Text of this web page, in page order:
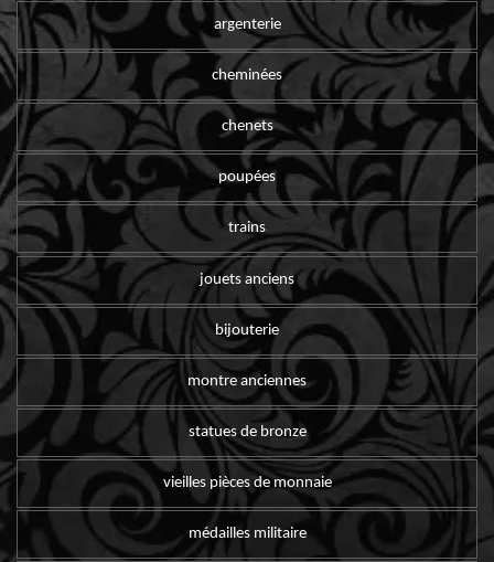
argenterie
cheminées
chenets
poupées
trains
jouets anciens
bijouterie
montre anciennes
statues de bronze
vieilles pièces de monnaie
médailles militaire